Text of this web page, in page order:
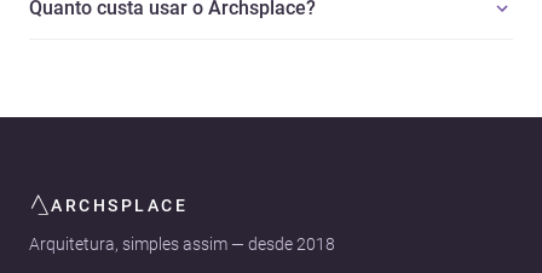
Quanto custa usar o Archsplace?
ARCHSPLACE
Arquitetura, simples assim — desde 2018